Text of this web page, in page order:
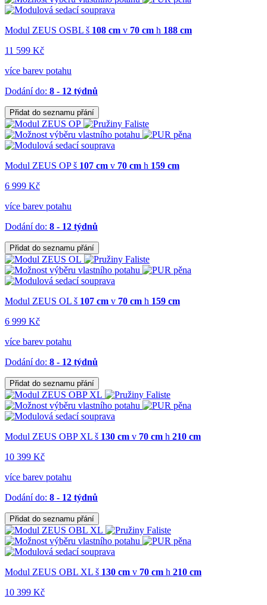
Modul ZEUS OSBL š 108 cm v 70 cm h 188 cm
11 599 Kč
více barev potahu
Dodání do: 8 - 12 týdnů
Přidat do seznamu přání
Modul ZEUS OP š 107 cm v 70 cm h 159 cm
6 999 Kč
více barev potahu
Dodání do: 8 - 12 týdnů
Přidat do seznamu přání
Modul ZEUS OL š 107 cm v 70 cm h 159 cm
6 999 Kč
více barev potahu
Dodání do: 8 - 12 týdnů
Přidat do seznamu přání
Modul ZEUS OBP XL š 130 cm v 70 cm h 210 cm
10 399 Kč
více barev potahu
Dodání do: 8 - 12 týdnů
Přidat do seznamu přání
Modul ZEUS OBL XL š 130 cm v 70 cm h 210 cm
10 399 Kč